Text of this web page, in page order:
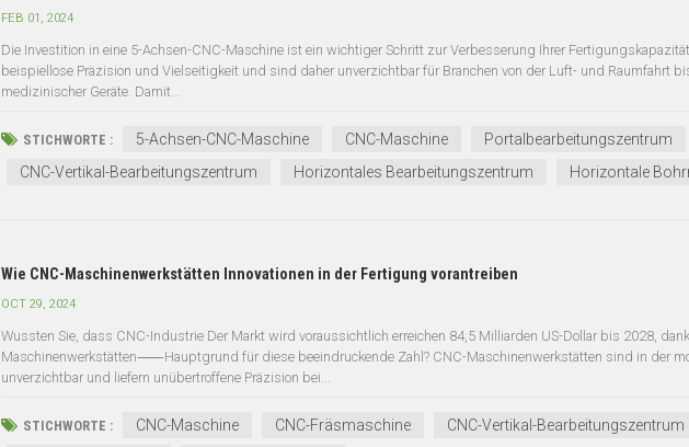
FEB 01, 2024
Die Investition in eine 5-Achsen-CNC-Maschine ist ein wichtiger Schritt zur Verbesserung Ihrer
beispiellose Präzision und Vielseitigkeit und sind daher unverzichtbar für Branchen von der Luft- und Raumfahrt
medizinischer Geräte. Damit...
STICHWORTE : 5-Achsen-CNC-Maschine CNC-Maschine
Portalbearbeitungszentrum
CNC-Vertikal-Bearbeitungszentrum
Horizontales Bearbeitungszentrum Horizontale
Wie CNC-Maschinenwerkstätten Innovationen in der Fertigung vorantreiben
OCT 29, 2024
Wussten Sie, dass CNC-Industrie Der Markt wird voraussichtlich erreichen 84,5 Milliarden US-Dollar bis 2028,
Maschinenwerkstätten⸺Hauptgrund für diese beeindruckende Zahl? CNC-Maschinenwerkstätten sind in der
unverzichtbar und liefern unübertroffene Präzision bei...
STICHWORTE : CNC-Maschine CNC-Fräsmaschine CNC-Vertikal-Bearbeitungszentrum